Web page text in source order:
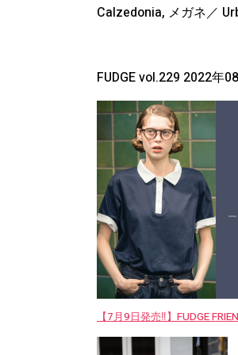
Calzedonia, メガネ／
FUDGE vol.229 2022年
【7月9日発売‼︎】FUDGE